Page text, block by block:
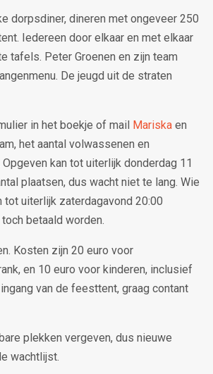
dorpsdiner, dineren met ongeveer 250
Iedereen door elkaar en met elkaar
tafels. Peter Groenen en zijn team
De jeugd uit de straten
in het boekje of mail Mariska en
het aantal volwassenen en
kan tot uiterlijk donderdag 11
plaatsen, dus wacht niet te lang. Wie
tot uiterlijk zaterdagavond 20:00
betaald worden.
Kosten zijn 20 euro voor
en 10 euro voor kinderen, inclusief
van de feesttent, graag contant
plekken vergeven, dus nieuwe
wachtlijst.